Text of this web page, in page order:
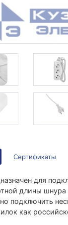
Сертификаты
для
длины
подключить
как